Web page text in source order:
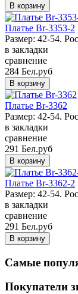
Платье Br-3353-2
Размер: 42-54.
в закладки
сравнение
284 Бел.руб
Платье Br-3362
Размер: 42-54.
в закладки
сравнение
291 Бел.руб
Платье Br-3362-2
Размер: 42-54.
в закладки
сравнение
291 Бел.руб
Самые
Покупатели